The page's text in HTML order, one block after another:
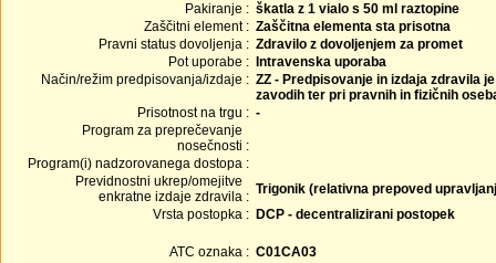
Pakiranje : škatla z 1 vialo s 50 ml raztopine
Zaščitni element : Zaščitna elementa sta prisotna
Pravni status dovoljenja : Zdravilo z dovoljenjem za promet
Pot uporabe :
Intravenska uporaba
Način/režim predpisovanja/izdaje : ZZ - Predpisovanje in izdaja zdravila
zavodih ter pri pravnih in fizičnih
Prisotnost na trgu : -
Program za preprečevanje
nosečnosti :
Program(i) nadzorovanega dostopa :
Previdnostni ukrep/omejitve
enkratne izdaje zdravila : Trigonik (relativna prepoved
Vrsta postopka : DCP - decentralizirani postopek
ATC oznaka : C01CA03